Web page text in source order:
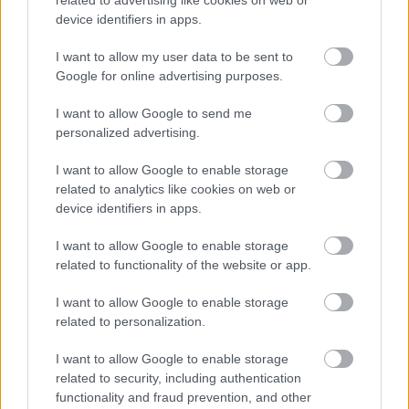
device identifiers in apps.
I want to allow my user data to be sent to
Google for online advertising purposes.
I want to allow Google to send me
personalized advertising.
I want to allow Google to enable storage
related to analytics like cookies on web or
device identifiers in apps.
I want to allow Google to enable storage
related to functionality of the website or app.
I want to allow Google to enable storage
related to personalization.
I want to allow Google to enable storage
related to security, including authentication
functionality and fraud prevention, and other
hangosítás természetesen tökéletes, így nem zavaró,
hogy nem egy helyről jön a hang.
Háromszor volt szerencsém St. Margarithenben
előadást nézni. Egyik sem tartozik a maradandó
színházi-zenei élményeim közé, ennek ellenére
mindegyik nagyon kellemes volt. Először tíz éve az
Otellót láttam, aminek legfőbb érdekessége az volt,
hogy előadás előtt kisétált a kilencven-egynéhány
éves Marcell Prawy, az osztrák operaélet legendás
mindentudója és egy húsz perces előadást
Traviatát adták. Ekkor a párizsi Nagyopera
másolatát használták díszletként, melyet
páholysor. Sok értelme az ötletnek nincs, de
látványosságnak elsőrangú. A legemlékezetesebb
jelenet mégis az volt, akkor a második felvonás
elején Alfréd panaszkodik, a rendezés szerint épp
vidéken időző Grenvil doktornak. Egy heves